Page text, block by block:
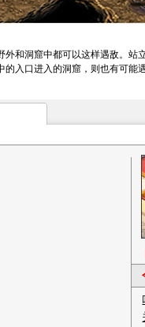
外和洞窟中都可以这样遇敌。
入口进入的洞窟，则也有可能遇